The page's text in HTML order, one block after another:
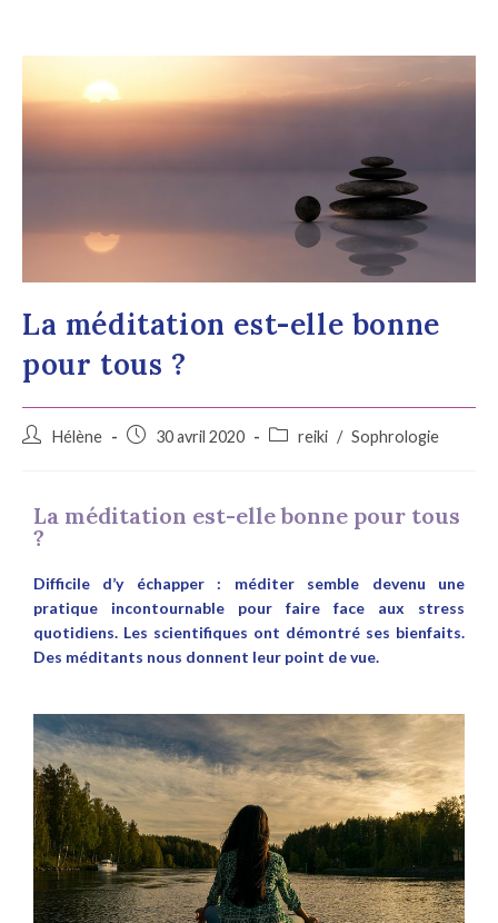
La méditation est-elle bonne
pour tous ?
Hélène 30 avril 2020 reiki / Sophrologie
La méditation est-elle bonne pour tous
?
Difficile d’y échapper : méditer semble devenu une
pratique incontournable pour faire face aux stress
quotidiens. Les scientifiques ont démontré ses bienfaits.
Des méditants nous donnent leur point de vue.